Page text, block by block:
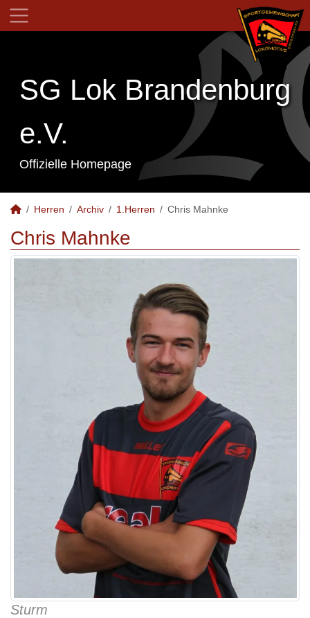
SG Lok Brandenburg
e.V.
Offizielle Homepage
Herren Archiv 1.Herren Chris Mahnke
Chris Mahnke
Sturm